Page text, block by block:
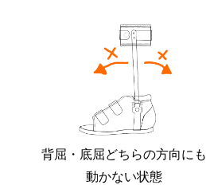
背屈・底屈どちらの方向にも
動かない状態